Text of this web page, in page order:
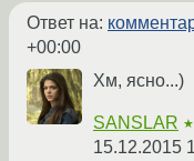
Ответ на:
+00:00
Хм, ясно...)
SANSLAR
15.12.2015